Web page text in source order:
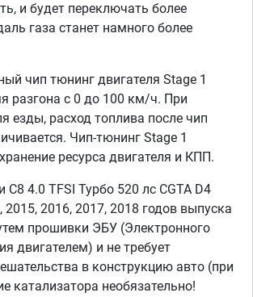
и будет переключать более
газа станет намного более
чип тюнинг двигателя Stage 1
разгона с 0 до 100 км/ч. При
езды, расход топлива после чип
Чип-тюнинг Stage 1
ресурса двигателя и КПП.
4.0 TFSI Турбо 520 лс CGTA D4
2015, 2016, 2017, 2018 годов выпуска
прошивки ЭБУ (Электронного
двигателем) и не требует
в конструкцию авто (при
катализатора необязательно!